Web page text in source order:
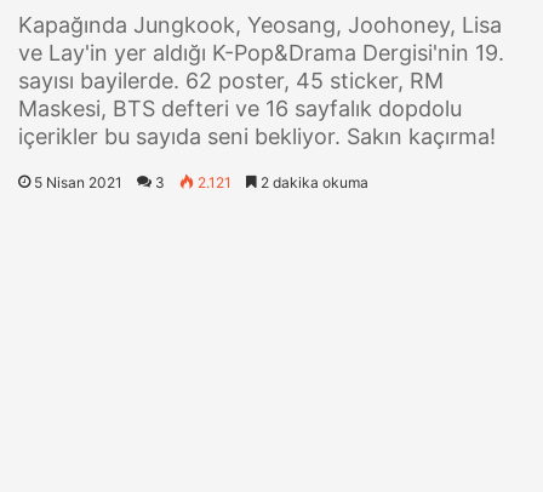
Kapağında Jungkook, Yeosang, Joohoney, Lisa
ve Lay'in yer aldığı K-Pop&Drama Dergisi'nin 19.
sayısı bayilerde. 62 poster, 45 sticker, RM
Maskesi, BTS defteri ve 16 sayfalık dopdolu
içerikler bu sayıda seni bekliyor. Sakın kaçırma!
5 Nisan 2021 3 2.121 2 dakika okuma